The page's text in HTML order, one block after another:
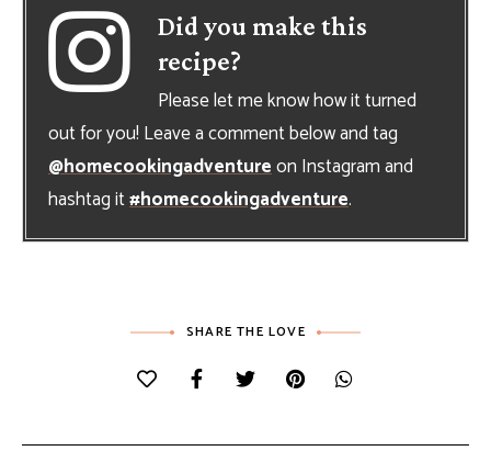
Did you make this
recipe?
Please let me know how it turned
out for you! Leave a comment below and tag
@homecookingadventureon Instagram and
hashtag it#homecookingadventure.
SHARE THE LOVE